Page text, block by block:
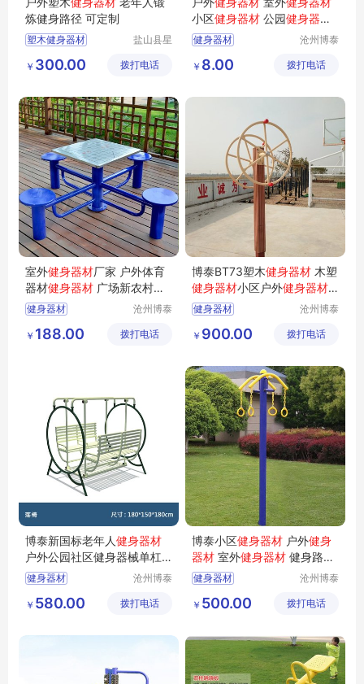
炼健身路径 可定制
塑木健身器材
健身器材厂家
盐山县星
施厂
￥ 300.00 拨打电话
小区健身器材 公园健身器材
广场健身器材
健身器
材厂家
健身器材
沧州博泰
有限公司
￥ 8.00 拨打电话
室外健身器材厂家 户外体育
器材健身器材 广场新农村健
身器材
健身器材
沧州博泰
有限公司
￥ 188.00 拨打电话
博泰BT73塑木健身器材 木塑
健身器材小区户外健身器材
厂家双人大转轮
健身器材
沧州博泰
有限公司
￥ 900.00 拨打电话
博泰新国标老年人健身器材
户外公园社区健身器械单杠
腰背按摩器
健身器材
新国标健身器材
沧州博泰
有限公司
￥ 580.00 拨打电话
博泰小区健身器材 户外健身
器材 室外健身器材 健身路径
厂家 体育器材厂家
健身器材
沧州博泰
有限公司
￥ 500.00 拨打电话